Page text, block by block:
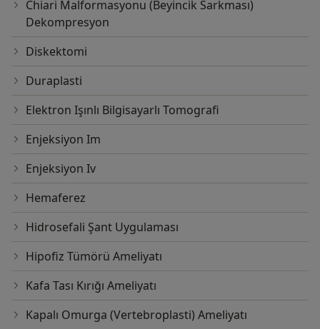
Chiari Malformasyonu (Beyincik Sarkması)
Dekompresyon
Diskektomi
Duraplasti
Elektron Işınlı Bilgisayarlı Tomografi
Enjeksiyon Im
Enjeksiyon Iv
Hemaferez
Hidrosefali Şant Uygulaması
Hipofiz Tümörü Ameliyatı
Kafa Tası Kırığı Ameliyatı
Kapalı Omurga (Vertebroplasti) Ameliyatı